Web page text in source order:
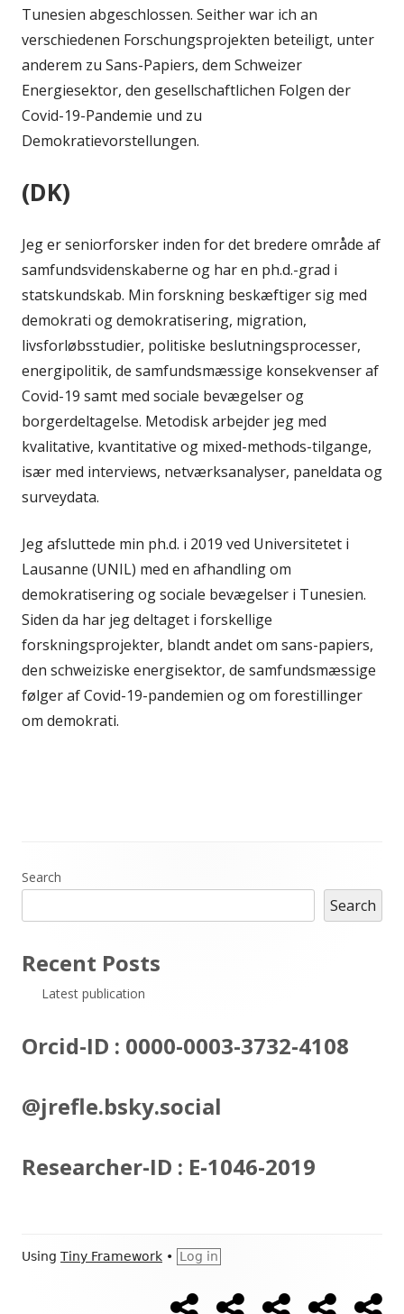
Tunesien abgeschlossen. Seither war ich an
verschiedenen Forschungsprojekten beteiligt, unter
anderem zu Sans-Papiers, dem Schweizer
Energiesektor, den gesellschaftlichen Folgen der
Covid-19-Pandemie und zu
Demokratievorstellungen.
(DK)
Jeg er seniorforsker inden for det bredere område af
samfundsvidenskaberne og har en ph.d.-grad i
statskundskab. Min forskning beskæftiger sig med
demokrati og demokratisering, migration,
livsforløbsstudier, politiske beslutningsprocesser,
energipolitik, de samfundsmæssige konsekvenser af
Covid-19 samt med sociale bevægelser og
borgerdeltagelse. Metodisk arbejder jeg med
kvalitative, kvantitative og mixed-methods-tilgange,
især med interviews, netværksanalyser, paneldata og
surveydata.
Jeg afsluttede min ph.d. i 2019 ved Universitetet i
Lausanne (UNIL) med en afhandling om
demokratisering og sociale bevægelser i Tunesien.
Siden da har jeg deltaget i forskellige
forskningsprojekter, blandt andet om sans-papiers,
den schweiziske energisektor, de samfundsmæssige
følger af Covid-19-pandemien og om forestillinger
om demokrati.
Main
Sidebar
Search
Search
Recent Posts
Latest publication
Orcid-ID : 0000-0003-3732-4108
@jrefle.bsky.social
Researcher-ID : E-1046-2019
Footer
Using Tiny Framework • Log in
SocialCV PublicationsProjectsTeaching